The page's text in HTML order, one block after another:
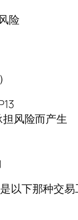
险
风险而产生
以下那种交